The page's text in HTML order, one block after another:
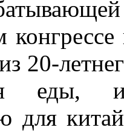
20-
еды,
для